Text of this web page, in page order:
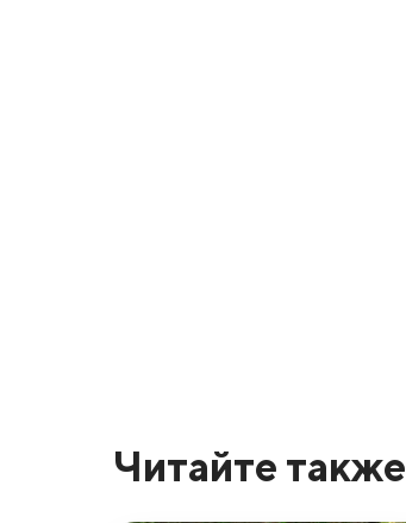
Читайте также